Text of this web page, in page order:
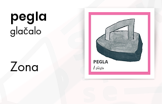
pegla
glačalo
Zona